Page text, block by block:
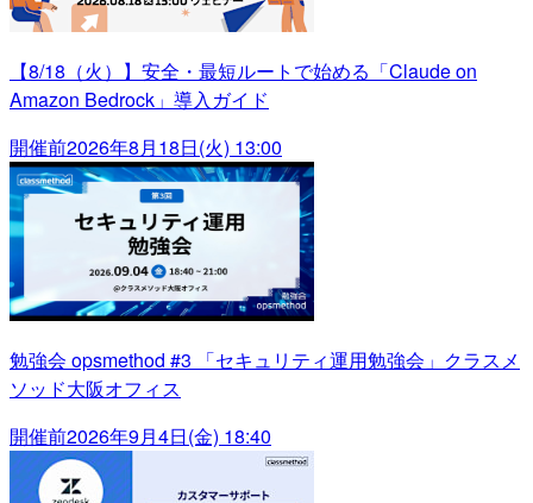
【8/18（火）】安全・最短ルートで始める「Claude on
Amazon Bedrock」導入ガイド
開催前2026年8月18日(火) 13:00
勉強会 opsmethod #3 「セキュリティ運用勉強会」クラスメ
ソッド大阪オフィス
開催前2026年9月4日(金) 18:40